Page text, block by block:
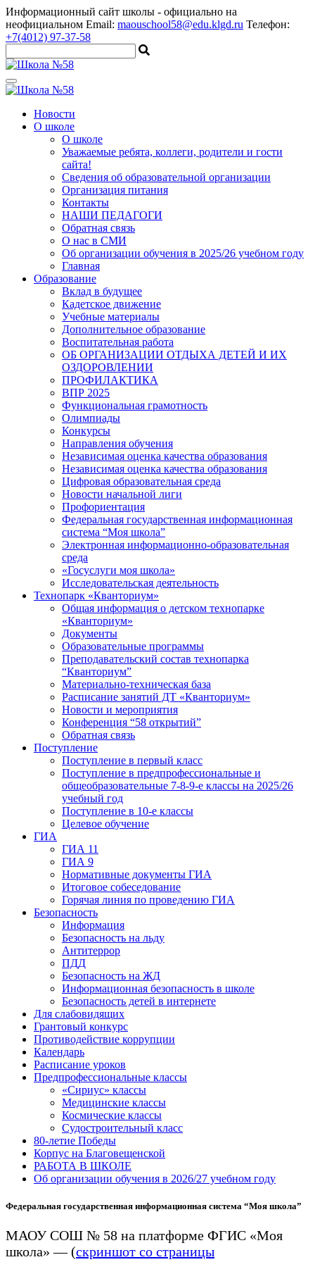
Информационный сайт школы - официально на
неофициальном Email: maouschool58@edu.klgd.ru Телефон:
+7(4012) 97-37-58
Новости
О школе
О школе
Уважаемые ребята, коллеги, родители и гости
сайта!
Сведения об образовательной организации
Организация питания
Контакты
НАШИ ПЕДАГОГИ
Обратная связь
О нас в СМИ
Об организации обучения в 2025/26 учебном году
Главная
Образование
Вклад в будущее
Кадетское движение
Учебные материалы
Дополнительное образование
Воспитательная работа
ОБ ОРГАНИЗАЦИИ ОТДЫХА ДЕТЕЙ И ИХ
ОЗДОРОВЛЕНИИ
ПРОФИЛАКТИКА
ВПР 2025
Функциональная грамотность
Олимпиады
Конкурсы
Направления обучения
Независимая оценка качества образования
Независимая оценка качества образования
Цифровая образовательная среда
Новости начальной лиги
Профориентация
Федеральная государственная информационная
система “Моя школа”
Электронная информационно-образовательная
среда
«Госуслуги моя школа»
Исследовательская деятельность
Технопарк «Кванториум»
Общая информация о детском технопарке
«Кванториум»
Документы
Образовательные программы
Преподавательский состав технопарка
“Кванториум”
Материально-техническая база
Расписание занятий ДТ «Кванториум»
Новости и мероприятия
Конференция “58 открытий”
Обратная связь
Поступление
Поступление в первый класс
Поступление в предпрофессиональные и
общеобразовательные 7-8-9-е классы на 2025/26
учебный год
Поступление в 10-е классы
Целевое обучение
ГИА
ГИА 11
ГИА 9
Нормативные документы ГИА
Итоговое собеседование
Горячая линия по проведению ГИА
Безопасность
Информация
Безопасность на льду
Антитеррор
ПДД
Безопасность на ЖД
Информационная безопасность в школе
Безопасность детей в интернете
Для слабовидящих
Грантовый конкурс
Противодействие коррупции
Календарь
Расписание уроков
Предпрофессиональные классы
«Сириус» классы
Медицинские классы
Космические классы
Судостроительный класс
80-летие Победы
Корпус на Благовещенской
РАБОТА В ШКОЛЕ
Об организации обучения в 2026/27 учебном году
Федеральная государственная информационная система “Моя школа”
МАОУ СОШ № 58 на платформе ФГИС «Моя
школа» — (скриншот со страницы